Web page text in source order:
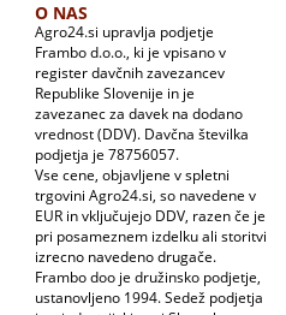
O NAS
Agro24.si upravlja podjetje
Frambo d.o.o., ki je vpisano v
register davčnih zavezancev
Republike Slovenije in je
zavezanec za davek na dodano
vrednost (DDV). Davčna številka
podjetja je 78756057.
Vse cene, objavljene v spletni
trgovini Agro24.si, so navedene v
EUR in vključujejo DDV, razen če je
pri posameznem izdelku ali storitvi
izrecno navedeno drugače.
Frambo doo je družinsko podjetje,
ustanovljeno 1994. Sedež podjetja